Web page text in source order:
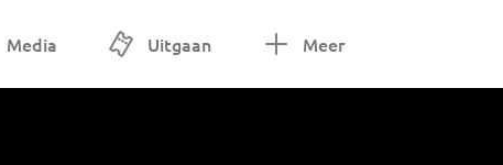
Media Uitgaan Meer